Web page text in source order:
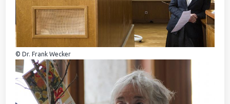
© Dr. Frank Wecker